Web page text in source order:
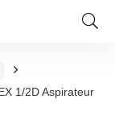
1/2D Aspirateur